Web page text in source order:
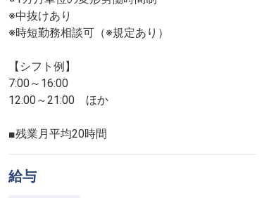
※中抜けあり
※時短勤務相談可（※規定あり）
【シフト例】
7:00～16:00
12:00～21:00 ほか
■残業月平均20時間
給与